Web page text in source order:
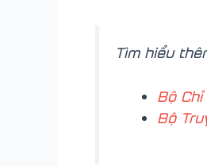
Tìm hiểu
Bộ
Bộ